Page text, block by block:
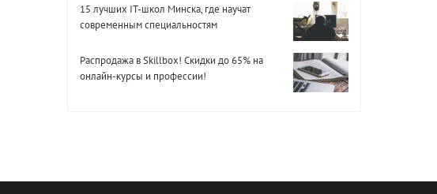
15 лучших IT-школ Минска, где научат
современным специальностям
Распродажа в Skillbox! Скидки до 65% на
онлайн-курсы и профессии!